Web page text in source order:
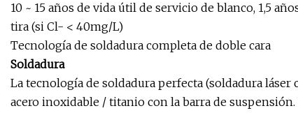
10 ~ 15 años de vida útil de servicio de blanco, 1,5
tira (si Cl- < 40mg/L)
Tecnología de soldadura completa de doble cara
Soldadura
La tecnología de soldadura perfecta (soldadura
acero inoxidable / titanio con la barra de